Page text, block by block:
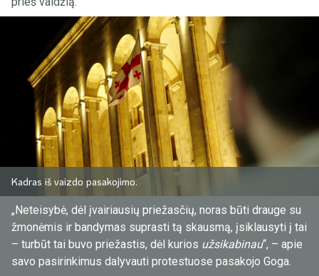
„Neteisybė, dėl įvairiausių priežasčių, noras būti drauge su
žmonėmis ir bandymas suprasti tą skausmą, įsiklausyti į tai
– turbūt tai buvo priežastis, dėl kurios užsikabinau“, – apie
savo pasirinkimus dalyvauti protestuose pasakojo Goga.
Kadras iš vaizdo pasakojimo.